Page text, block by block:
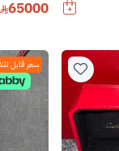
65000
سعر قابل